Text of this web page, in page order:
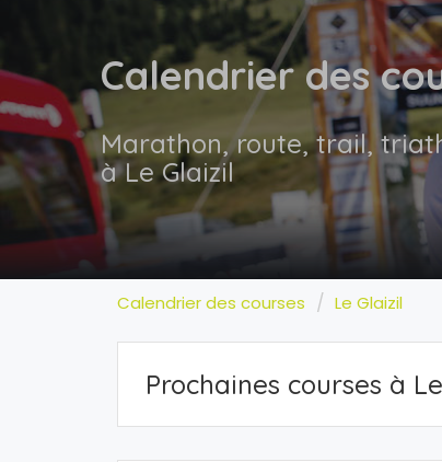
Calendrier des
Marathon, route, trail,
à Le Glaizil
Calendrier des courses Le Glaizil
Prochaines courses à